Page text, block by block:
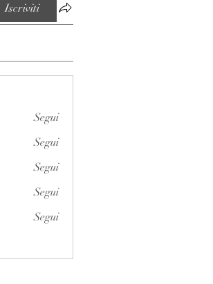
Iscriviti
Segui
Segui
Segui
Segui
Segui